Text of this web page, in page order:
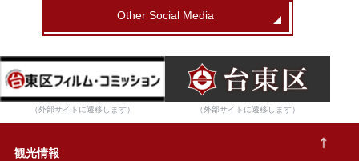
Other Social Media
（外部サイトに遷移します） （外部サイトに遷移します）
観光情報